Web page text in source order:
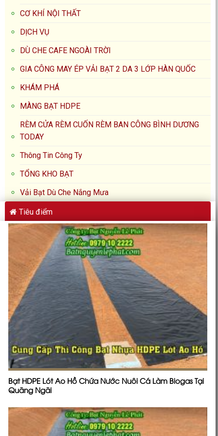
CƠ KHÍ NỘI THẤT
DỊCH VỤ
DÙ CHE CAFE NGOÀI TRỜI
GIA CÔNG MAY ÉP VẢI BẠT 2 DA 3 LỚP HÀN QUỐC
KHÁM PHÁ
MÀNG BẠT HDPE
RÈM CỬA RÈM CUỐN RÈM BAN CÔNG BÌNH DƯƠNG
TODAY
Thông Tin Công Ty
TỔNG KHO BẠT
Vải Bạt Dù Che Nắng Mưa
Tiêu điểm
Bạt HDPE Lót Ao Hồ Chứa Nước Nuôi Cá Làm Biogas Tại
Quãng Ngãi